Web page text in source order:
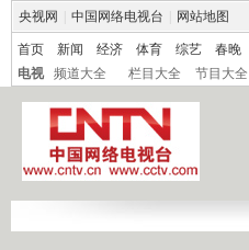
央视网 中国网络电视台 网站地图
首页 新闻 经济 体育 综艺 春晚
电视
频道大全 栏目大全 节目大全